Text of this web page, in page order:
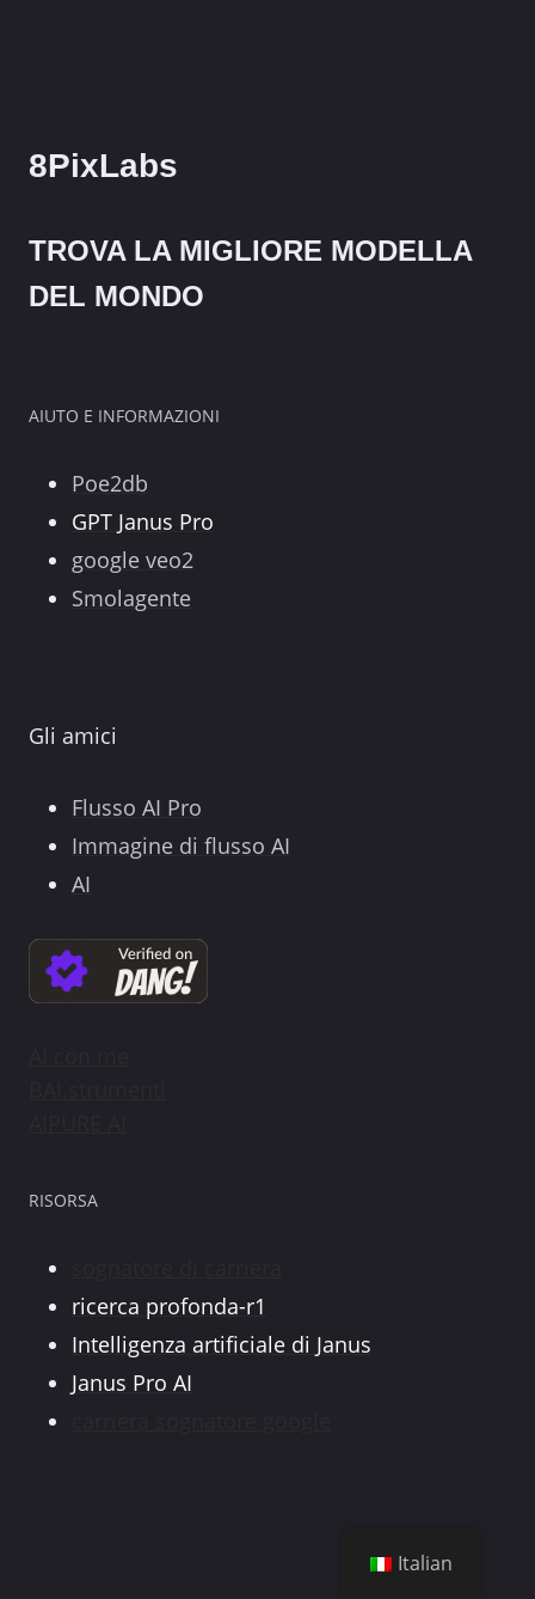
8PixLabs
TROVA LA MIGLIORE MODELLA
DEL MONDO
AIUTO E INFORMAZIONI
Poe2db
GPT Janus Pro
google veo2
Smolagente
Gli amici
Flusso AI Pro
Immagine di flusso AI
AI
RISORSA
ricerca profonda-r1
Intelligenza artificiale di Janus
Janus Pro AI
Italian